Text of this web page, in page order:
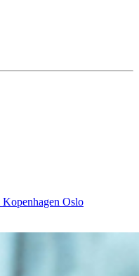
Kopenhagen Oslo